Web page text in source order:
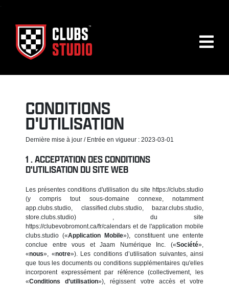
.
CONDITIONS
D'UTILISATION
Dernière mise à jour / Entrée en vigueur : 2023-03-01
ACCEPTATION DES CONDITIONS
D'UTILISATION DU SITE WEB
Les présentes conditions d'utilisation du site https://clubs.studio
(y compris tout sous-domaine connexe, notamment
app.clubs.studio, classified.clubs.studio, bazar.clubs.studio,
store.clubs.studio) , du site
https://clubevobromont.ca/fr/calendars et de l'application mobile
clubs.studio («Application Mobile»), constituent une entente
conclue entre vous et Jaam Numérique Inc. («Société»,
«nous», «notre»). Les conditions d’utilisation suivantes, ainsi
que tous les documents ou conditions supplémentaires qu'elles
incorporent expressément par référence (collectivement, les
«Conditions d’utilisation»), régissent votre accès et votre